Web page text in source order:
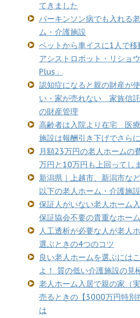
てきました
パーキンソン病でも入れる
ム・介護施設
ベットから車イスに1人で移
アシストロボット・リショ
Plus」
認知症になると親の財産が
い・家が売れない 家族信
の財産管理
高齢者は入院より在宅 医
施設は報酬引き下げでさら
月額23万円の老人ホームの
万円と10万円も上回ってし
新潟県｜上越市、新潟市な
以下の老人ホーム・介護施
保証人がいない老人ホーム
保証協会不要の貴重なホー
人工透析が必要な人が老人
選ぶときの4つのコツ
良い老人ホームを選ぶには
よ！ 質の低い介護施設の見
老人ホーム入居で親の家（
売るときの【3000万円特別
は